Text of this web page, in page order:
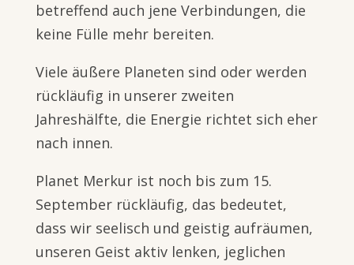
betreffend auch jene Verbindungen, die
keine Fülle mehr bereiten.
Viele äußere Planeten sind oder werden
rückläufig in unserer zweiten
Jahreshälfte, die Energie richtet sich eher
nach innen.
Planet Merkur ist noch bis zum 15.
September rückläufig, das bedeutet,
dass wir seelisch und geistig aufräumen,
unseren Geist aktiv lenken, jeglichen